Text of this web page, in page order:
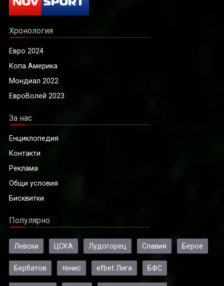
Хронология
Евро 2024
Копа Америка
Мондиал 2022
ЕвроВолей 2023
За нас
Енциклопедия
Контакти
Реклама
Общи условия
Бисквитки
Популярно
Левски ЦСКА Лудогорец Славия Берое
Бербатов тенис efbet Лига БФС